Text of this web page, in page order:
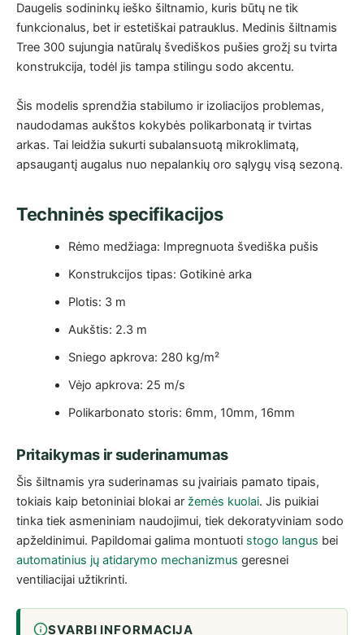
Daugelis sodininkų ieško šiltnamio, kuris būtų ne tik
funkcionalus, bet ir estetiškai patrauklus. Medinis šiltnamis
Tree 300 sujungia natūralų švediškos pušies grožį su tvirta
konstrukcija, todėl jis tampa stilingu sodo akcentu.
Šis modelis sprendžia stabilumo ir izoliacijos problemas,
naudodamas aukštos kokybės polikarbonatą ir tvirtas
arkas. Tai leidžia sukurti subalansuotą mikroklimatą,
apsaugantį augalus nuo nepalankių oro sąlygų visą sezoną.
Techninės specifikacijos
Rėmo medžiaga: Impregnuota švediška pušis
Konstrukcijos tipas: Gotikinė arka
Plotis: 3 m
Aukštis: 2.3 m
Sniego apkrova: 280 kg/m²
Vėjo apkrova: 25 m/s
Polikarbonato storis: 6mm, 10mm, 16mm
Pritaikymas ir suderinamumas
Šis šiltnamis yra suderinamas su įvairiais pamato tipais,
tokiais kaip betoniniai blokai ar žemės kuolai. Jis puikiai
tinka tiek asmeniniam naudojimui, tiek dekoratyviniam sodo
apželdinimui. Papildomai galima montuoti stogo langus bei
automatinius jų atidarymo mechanizmus geresnei
ventiliacijai užtikrinti.
SVARBI INFORMACIJA